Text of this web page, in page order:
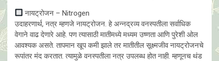
नायट्रोजन – Nitrogen
उदाहरणार्थ, नत्र म्हणजे नायट्रोजन. हे अन्नद्रव्य वनस्पतीला सर्वाधिक
वेगाने वाढ देणारे आहे. पण त्यासाठी मातीमध्ये मध्यम उष्णता आणि पुरेशी ओल
आवश्यक असते. तापमान खूप कमी झाले तर मातीतील सूक्ष्मजीव नायट्रोजनचे
रूपांतर मंद करतात. त्यामुळे वनस्पतीला नत्र उपलब्ध होत नाही. म्हणूनच थंड